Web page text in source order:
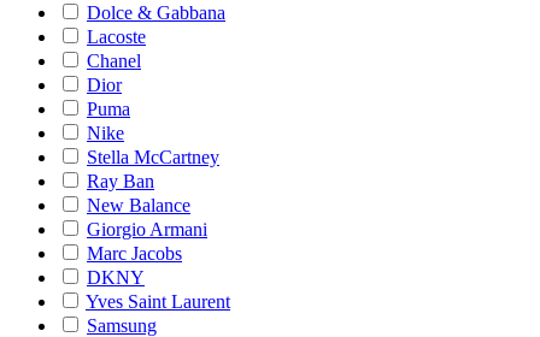
Dolce & Gabbana
Lacoste
Chanel
Dior
Puma
Nike
Stella McCartney
Ray Ban
New Balance
Giorgio Armani
Marc Jacobs
DKNY
Yves Saint Laurent
Samsung